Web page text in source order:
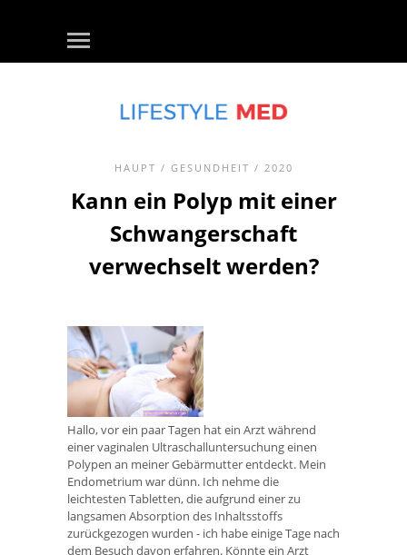
HAUPT / GESUNDHEIT / 2020
Kann ein Polyp mit einer
Schwangerschaft
verwechselt werden?
Hallo, vor ein paar Tagen hat ein Arzt während
einer vaginalen Ultraschalluntersuchung einen
Polypen an meiner Gebärmutter entdeckt. Mein
Endometrium war dünn. Ich nehme die
leichtesten Tabletten, die aufgrund einer zu
langsamen Absorption des Inhaltsstoffs
zurückgezogen wurden - ich habe einige Tage nach
dem Besuch davon erfahren. Könnte ein Arzt